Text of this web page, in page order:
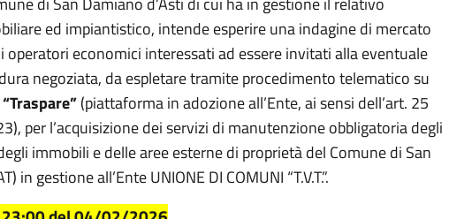
ed impiantistico, intende esperire una indagine di mercato
operatori economici interessati ad essere invitati alla eventuale
negoziata, da espletare tramite procedimento telematico su
“Traspare”(piattaforma in adozione all’Ente, ai sensi dell’art. 25
per l’acquisizione dei servizi di manutenzione obbligatoria degli
immobili e delle aree esterne di proprietà del Comune di San
in gestione all’Ente UNIONE DI COMUNI “T.V.T.”.